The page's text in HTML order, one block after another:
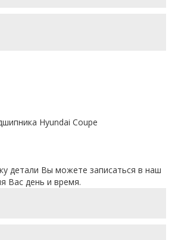
Hyundai Coupe
детали Вы можете записаться в наш
Вас день и время.